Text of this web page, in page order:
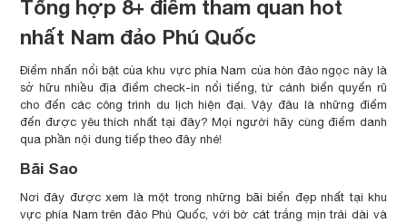
Tổng hợp 8+ điểm tham quan hot
nhất Nam đảo Phú Quốc
Điểm nhấn nổi bật của khu vực phía Nam của hòn đảo ngọc này là
sở hữu nhiều địa điểm check-in nổi tiếng, từ cảnh biển quyến rũ
cho đến các công trình du lịch hiện đại. Vậy đâu là những điểm
đến được yêu thích nhất tại đây? Mọi người hãy cùng điểm danh
qua phần nội dung tiếp theo đây nhé!
Bãi Sao
Nơi đây được xem là một trong những bãi biển đẹp nhất tại khu
vực phía Nam trên đảo Phú Quốc, với bờ cát trắng mịn trải dài và